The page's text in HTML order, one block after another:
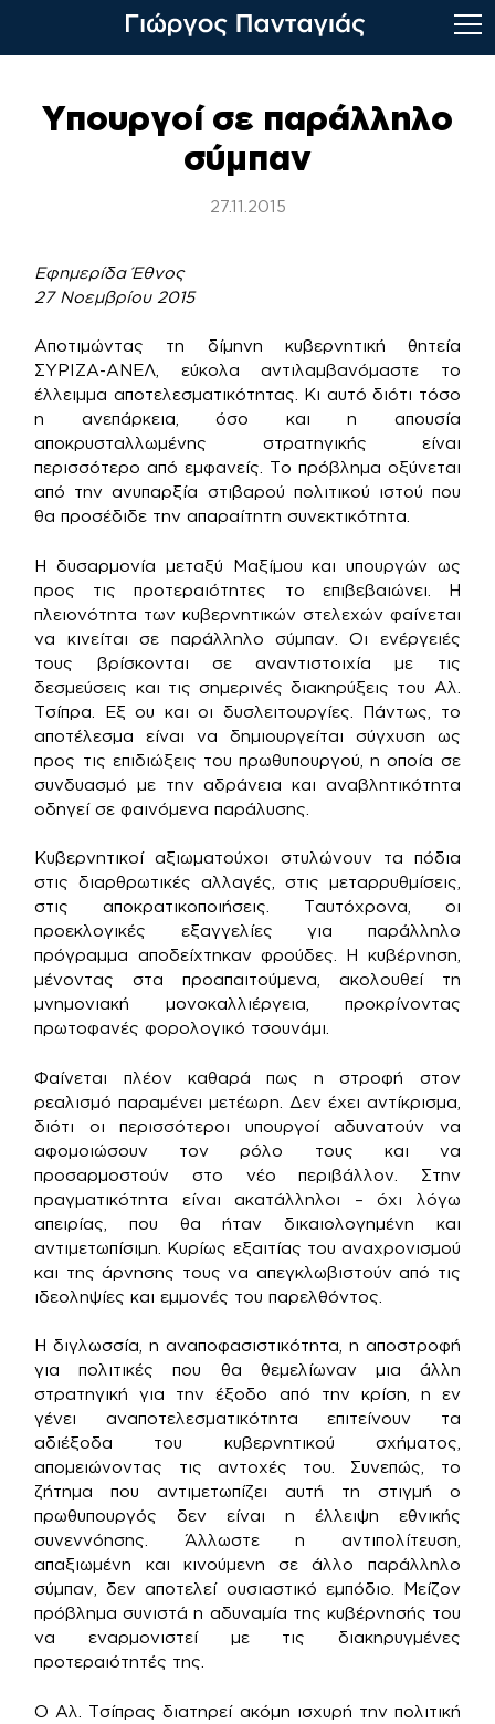
contentΥπουργοί σε παράλληλο
σύμπαν
27.11.2015
Εφημερίδα Έθνος
27 Νοεμβρίου 2015
Αποτιμώντας τη δίμηνη κυβερνητική θητεία
ΣΥΡΙΖΑ-ΑΝΕΛ, εύκολα αντιλαμβανόμαστε το
έλλειμμα αποτελεσματικότητας. Κι αυτό διότι τόσο
η ανεπάρκεια, όσο και η απουσία
αποκρυσταλλωμένης στρατηγικής είναι
περισσότερο από εμφανείς. Το πρόβλημα οξύνεται
από την ανυπαρξία στιβαρού πολιτικού ιστού που
θα προσέδιδε την απαραίτητη συνεκτικότητα.
Η δυσαρμονία μεταξύ Μαξίμου και υπουργών ως
προς τις προτεραιότητες το επιβεβαιώνει. Η
πλειονότητα των κυβερνητικών στελεχών φαίνεται
να κινείται σε παράλληλο σύμπαν. Οι ενέργειές
τους βρίσκονται σε αναντιστοιχία με τις
δεσμεύσεις και τις σημερινές διακηρύξεις του Αλ.
Τσίπρα. Εξ ου και οι δυσλειτουργίες. Πάντως, το
αποτέλεσμα είναι να δημιουργείται σύγχυση ως
προς τις επιδιώξεις του πρωθυπουργού, η οποία σε
συνδυασμό με την αδράνεια και αναβλητικότητα
οδηγεί σε φαινόμενα παράλυσης.
Κυβερνητικοί αξιωματούχοι στυλώνουν τα πόδια
στις διαρθρωτικές αλλαγές, στις μεταρρυθμίσεις,
στις αποκρατικοποιήσεις. Ταυτόχρονα, οι
προεκλογικές εξαγγελίες για παράλληλο
πρόγραμμα αποδείχτηκαν φρούδες. Η κυβέρνηση,
μένοντας στα προαπαιτούμενα, ακολουθεί τη
μνημονιακή μονοκαλλιέργεια, προκρίνοντας
πρωτοφανές φορολογικό τσουνάμι.
Φαίνεται πλέον καθαρά πως η στροφή στον
ρεαλισμό παραμένει μετέωρη. Δεν έχει αντίκρισμα,
διότι οι περισσότεροι υπουργοί αδυνατούν να
αφομοιώσουν τον ρόλο τους και να
προσαρμοστούν στο νέο περιβάλλον. Στην
πραγματικότητα είναι ακατάλληλοι – όχι λόγω
απειρίας, που θα ήταν δικαιολογημένη και
αντιμετωπίσιμη. Κυρίως εξαιτίας του αναχρονισμού
και της άρνησης τους να απεγκλωβιστούν από τις
ιδεοληψίες και εμμονές του παρελθόντος.
Η διγλωσσία, η αναποφασιστικότητα, η αποστροφή
για πολιτικές που θα θεμελίωναν μια άλλη
στρατηγική για την έξοδο από την κρίση, η εν
γένει αναποτελεσματικότητα επιτείνουν τα
αδιέξοδα του κυβερνητικού σχήματος,
απομειώνοντας τις αντοχές του. Συνεπώς, το
ζήτημα που αντιμετωπίζει αυτή τη στιγμή ο
πρωθυπουργός δεν είναι η έλλειψη εθνικής
συνεννόησης. Άλλωστε η αντιπολίτευση,
απαξιωμένη και κινούμενη σε άλλο παράλληλο
σύμπαν, δεν αποτελεί ουσιαστικό εμπόδιο. Μείζον
πρόβλημα συνιστά η αδυναμία της κυβέρνησής του
να εναρμονιστεί με τις διακηρυγμένες
προτεραιότητές της.
Ο Αλ. Τσίπρας διατηρεί ακόμη ισχυρή την πολιτική